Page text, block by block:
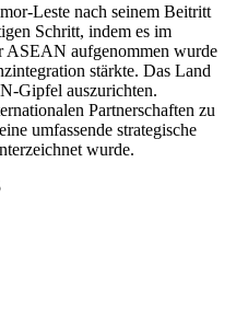
Leste nach seinem Beitritt
Schritt, indem es im
ASEAN aufgenommen wurde
stärkte. Das Land
Gipfel auszurichten.
Partnerschaften zu
umfassende strategische
wurde.